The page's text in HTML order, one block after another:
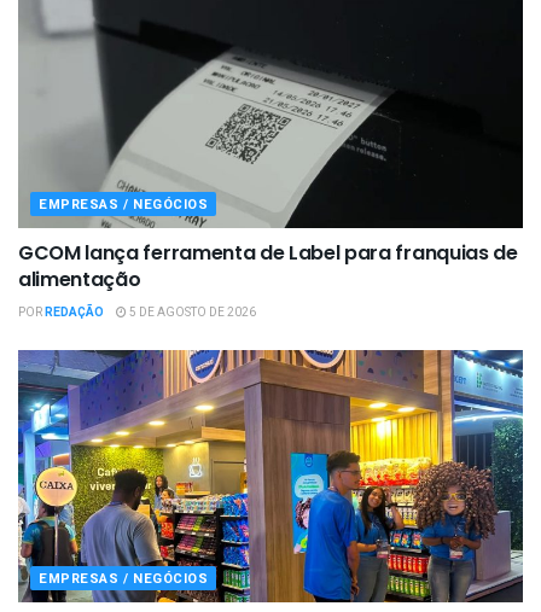
EMPRESAS / NEGÓCIOS
GCOM lança ferramenta de Label para franquias de
alimentação
PORREDAÇÃO 5 DE AGOSTO DE 2026
EMPRESAS / NEGÓCIOS